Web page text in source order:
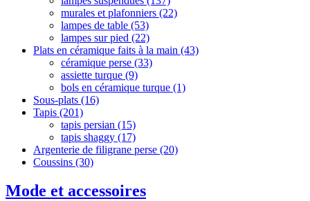
murales et plafonniers (22)
lampes de table (53)
lampes sur pied (22)
Plats en céramique faits à la main (43)
céramique perse (33)
assiette turque (9)
‌‌bols en céramique turque (1)
Sous-plats (16)
Tapis (201)
tapis persian (15)
tapis shaggy (17)
Argenterie de filigrane perse (20)
Coussins (30)
Mode et accessoires